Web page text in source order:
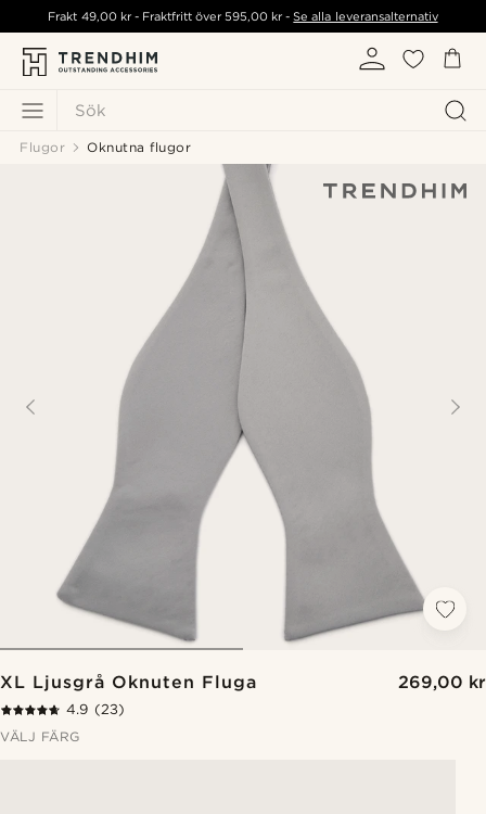
Sök
Frakt 49,00 kr- Fraktfritt över595,00 kr -Se alla leveransalternativ
Flugor Oknutna flugor
XL Ljusgrå Oknuten Fluga 269,00 kr
4.9 (23)
VÄLJ FÄRG